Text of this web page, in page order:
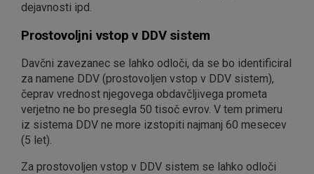
dejavnosti ipd.
Prostovoljni vstop v DDV sistem
Davčni zavezanec se lahko odloči, da se bo identificiral
za namene DDV (prostovoljen vstop v DDV sistem),
čeprav vrednost njegovega obdavčljivega prometa
verjetno ne bo presegla 50 tisoč evrov. V tem primeru
iz sistema DDV ne more izstopiti najmanj 60 mesecev
(5 let).
Za prostovoljen vstop v DDV sistem se lahko odloči